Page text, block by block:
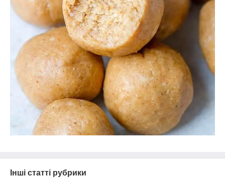
Інші статті рубрики